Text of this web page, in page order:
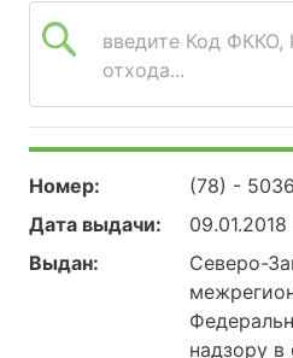
введите Код ФККО,
отхода...
Номер:
(78) -
Дата выдачи:
09.01.2018
Выдан:
Северо-
надзору в